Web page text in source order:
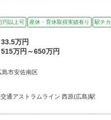
円以上可 産休・育休取得実績有り 駅チカ
33.5万円
515万円～650万円
島市安佐南区
通アストラムライン 西原(広島)駅